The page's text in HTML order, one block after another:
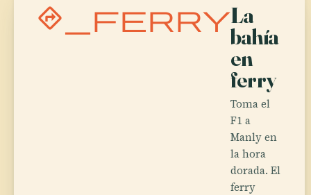
directions_ferryLa
bahía
en
ferry
Toma el
F1 a
Manly en
la hora
dorada. El
ferry